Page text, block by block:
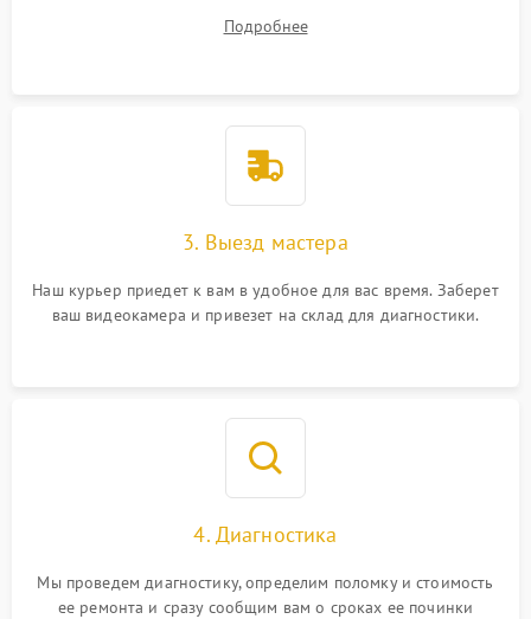
Подробнее
3. Выезд мастера
Наш курьер приедет к вам в удобное для вас время. Заберет
ваш видеокамера и привезет на склад для диагностики.
4. Диагностика
Мы проведем диагностику, определим поломку и стоимость
ее ремонта и сразу сообщим вам о сроках ее починки